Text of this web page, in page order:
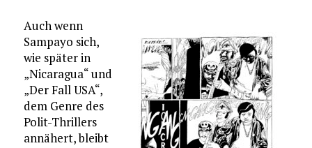
Auch wenn
Sampayo sich,
wie später in
„Nicaragua“ und
„Der Fall USA“,
dem Genre des
Polit-Thrillers
annähert, bleibt